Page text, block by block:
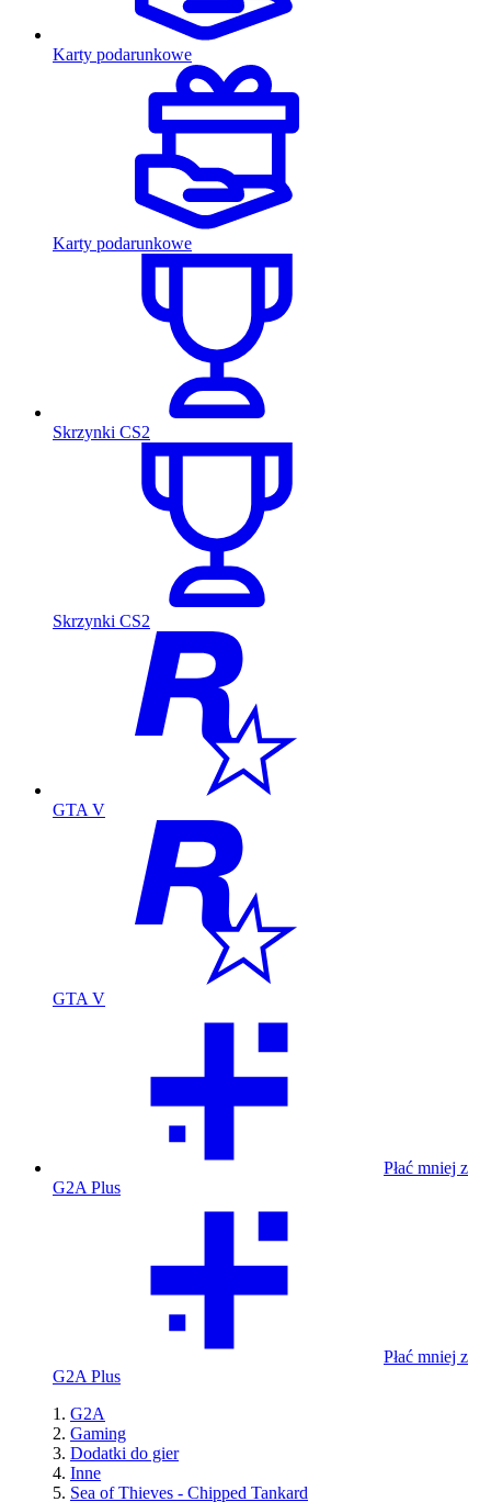
Karty podarunkowe
Karty podarunkowe
Skrzynki CS2
Skrzynki CS2
GTA V
GTA V
Płać mniej z
G2A Plus
Płać mniej z
G2A Plus
G2A
Gaming
Dodatki do gier
Inne
Sea of Thieves - Chipped Tankard